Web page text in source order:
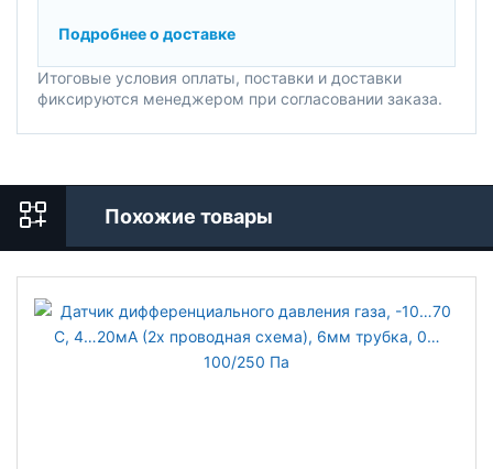
Подробнее о доставке
Итоговые условия оплаты, поставки и доставки
фиксируются менеджером при согласовании заказа.
Похожие товары